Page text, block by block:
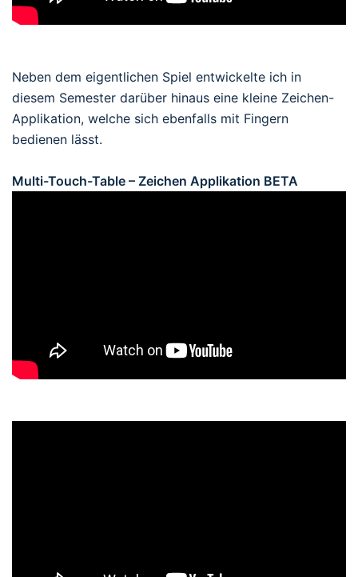
Neben dem eigentlichen Spiel entwickelte ich in
diesem Semester darüber hinaus eine kleine Zeichen-
Applikation, welche sich ebenfalls mit Fingern
bedienen lässt.
Multi-Touch-Table – Zeichen Applikation BETA